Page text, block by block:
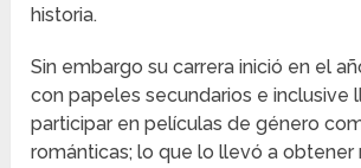
historia.
Sin embargo su carrera inició en el
con papeles secundarios e inclusive
participar en películas de género
románticas; lo que lo llevó a obtener